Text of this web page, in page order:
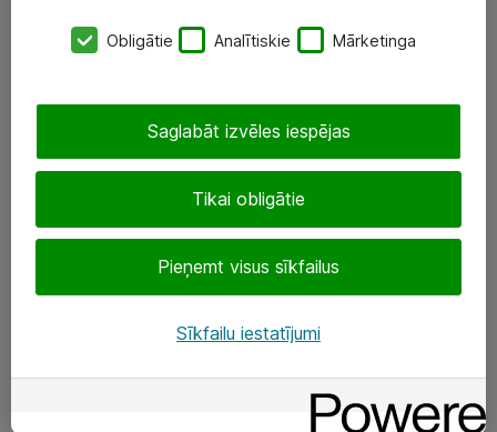
SIA „ATEA”
+(371) 67 81 90 50
eShop@atea.lv
Sekojiet mums
Obligātie Analītiskie Mārketinga
Tikai obligātie
Pieņemt visus sīkfailus
Saglabāt izvēles iespējas
Sīkfailu iestatījumi